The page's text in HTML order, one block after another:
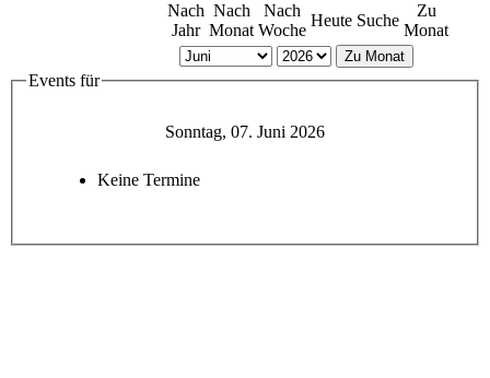
Nach
Jahr
Nach
Monat
Nach
Woche
Heute Suche
Zu
Monat
Zu Monat
Events für
Sonntag, 07. Juni 2026
Keine Termine